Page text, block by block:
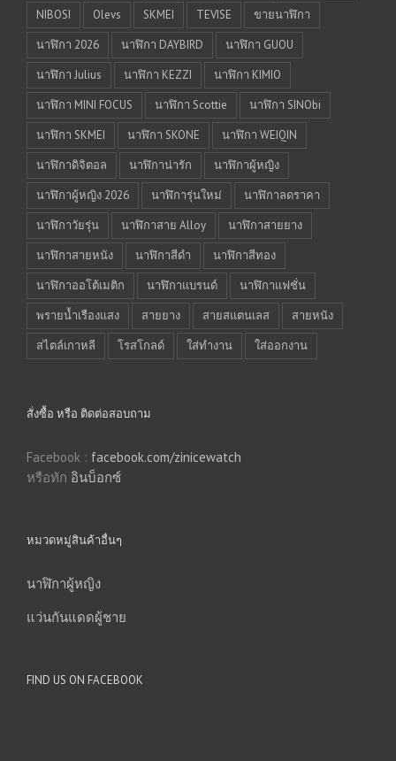
NIBOSI
Olevs SKMEI TEVISE
ขายนาฬิกา
นาฬิกา 2026
นาฬิกา DAYBIRD
นาฬิกา GUOU
นาฬิกา Julius
นาฬิกา KEZZI
นาฬิกา KIMIO
นาฬิกา MINI FOCUS
นาฬิกา Scottie
นาฬิกา SINObi
นาฬิกา SKMEI
นาฬิกา SKONE
นาฬิกา WEIQIN
นาฬิกาดิจิตอล
นาฬิกาน่ารัก
นาฬิกาผู้หญิง
นาฬิกาผู้หญิง 2026
นาฬิการุ่นใหม่
นาฬิกาลดราคา
นาฬิกาวัยรุ่น
นาฬิกาสาย Alloy
นาฬิกาสายยาง
นาฬิกาสายหนัง
นาฬิกาสีดำ
นาฬิกาสีทอง
นาฬิกาออโต้เมติก
นาฬิกาแบรนด์
นาฬิกาแฟชั่น
พรายน้ำเรืองแสง
สายยาง สายสแตนเลส
สายหนัง
สไตล์เกาหลี
โรสโกลด์ ใส่ทำงาน ใส่ออกงาน
สั่งซื้อ หรือ ติดต่อสอบถาม
Facebook : facebook.com/zinicewatch
หรือทัก อินบ็อกซ์
หมวดหมู่สินค้าอื่นๆ
นาฬิกาผู้หญิง
แว่นกันแดดผู้ชาย
FIND US ON FACEBOOK